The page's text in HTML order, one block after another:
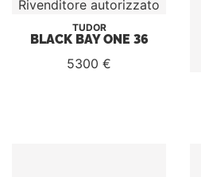
TUDOR
BLACK BAY ONE 36
5300 €